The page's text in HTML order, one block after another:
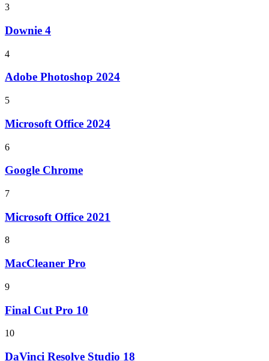
3
Downie 4
4
Adobe Photoshop 2024
5
Microsoft Office 2024
6
Google Chrome
7
Microsoft Office 2021
8
MacCleaner Pro
9
Final Cut Pro 10
10
DaVinci Resolve Studio 18